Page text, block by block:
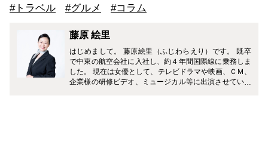
#トラベル #グルメ #コラム
藤原 絵里
はじめまして。 藤原絵里（ふじわらえり）です。 既卒
で中東の航空会社に入社し、約４年間国際線に乗務しま
した。 現在は女優として、テレビドラマや映画、ＣＭ、
企業様の研修ビデオ、ミュージカル等に出演させていた